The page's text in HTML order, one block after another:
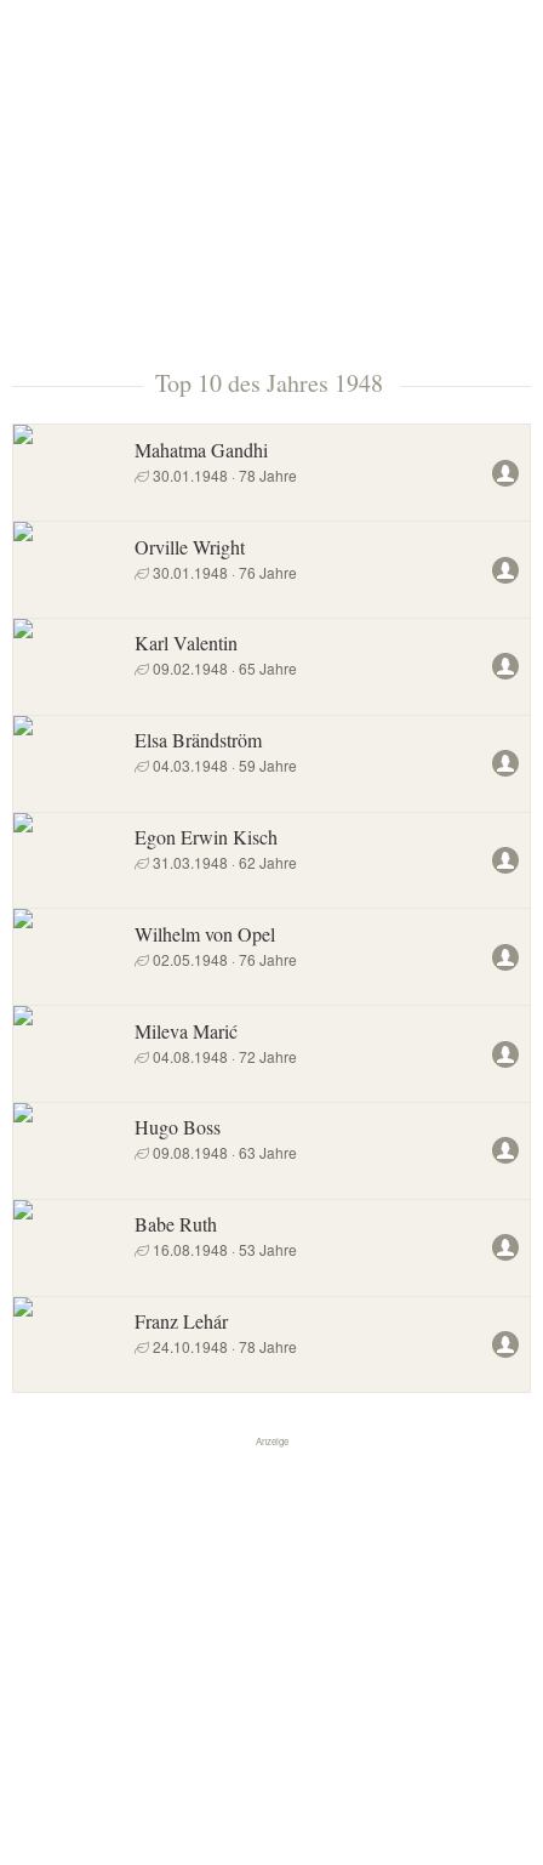
Top 10 des Jahres 1948
Mahatma Gandhi
30.01.1948 · 78 Jahre
Orville Wright
30.01.1948 · 76 Jahre
Karl Valentin
09.02.1948 · 65 Jahre
Elsa Brändström
04.03.1948 · 59 Jahre
Egon Erwin Kisch
31.03.1948 · 62 Jahre
Wilhelm von Opel
02.05.1948 · 76 Jahre
Mileva Marić
04.08.1948 · 72 Jahre
Hugo Boss
09.08.1948 · 63 Jahre
Babe Ruth
16.08.1948 · 53 Jahre
Franz Lehár
24.10.1948 · 78 Jahre